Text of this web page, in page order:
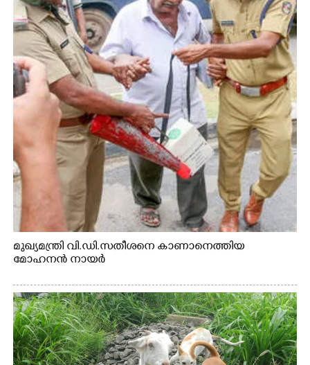
മുഖ്യമന്ത്രി വി.ഡി.സതീശനെ കാണാനെത്തിയ
മോഹനൻ നായർ